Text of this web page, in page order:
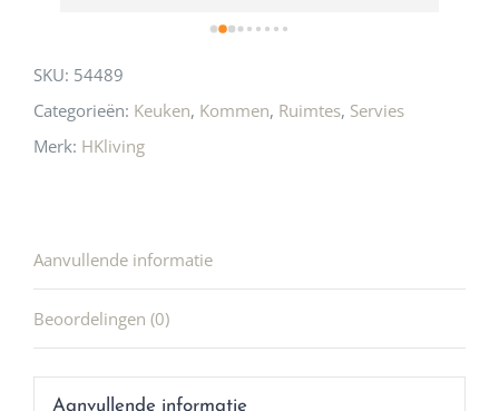
SKU: 54489
Categorieën: Keuken, Kommen, Ruimtes, Servies
Merk: HKliving
Aanvullende informatie
Beoordelingen (0)
Aanvullende informatie